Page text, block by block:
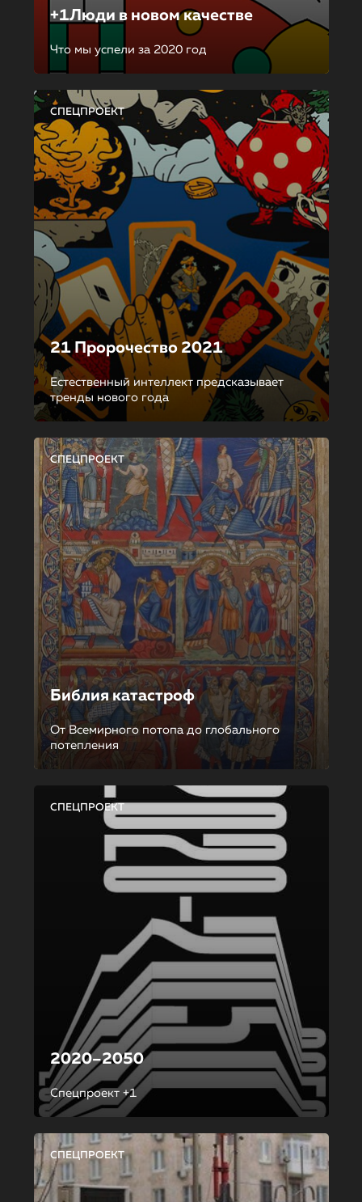
+1Люди в новом качестве
Что мы успели за 2020 год
СПЕЦПРОЕКТ
21 Пророчество 2021
Естественный интеллект предсказывает
тренды нового года
СПЕЦПРОЕКТ
Библия катастроф
От Всемирного потопа до глобального
потепления
СПЕЦПРОЕКТ
2020–2050
Спецпроект +1
СПЕЦПРОЕКТ